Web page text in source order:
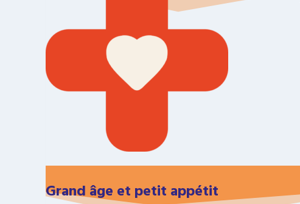
Grand âge et petit appétit